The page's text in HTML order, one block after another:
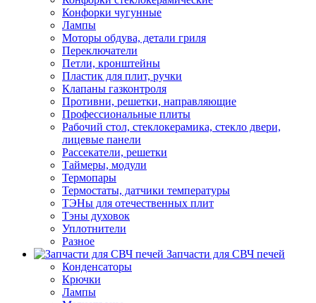
Конфорки чугунные
Лампы
Моторы обдува, детали гриля
Переключатели
Петли, кронштейны
Пластик для плит, ручки
Клапаны газконтроля
Противни, решетки, направляющие
Профессиональные плиты
Рабочий стол, стеклокерамика, стекло двери,
лицевые панели
Рассекатели, решетки
Таймеры, модули
Термопары
Термостаты, датчики температуры
ТЭНы для отечественных плит
Тэны духовок
Уплотнители
Разное
Запчасти для СВЧ печей
Конденсаторы
Крючки
Лампы